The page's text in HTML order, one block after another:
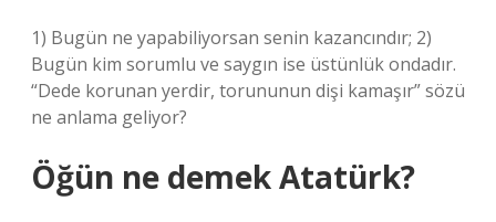
1) Bugün ne yapabiliyorsan senin kazancındır; 2)
Bugün kim sorumlu ve saygın ise üstünlük ondadır.
“Dede korunan yerdir, torununun dişi kamaşır” sözü
ne anlama geliyor?
Öğün ne demek Atatürk?